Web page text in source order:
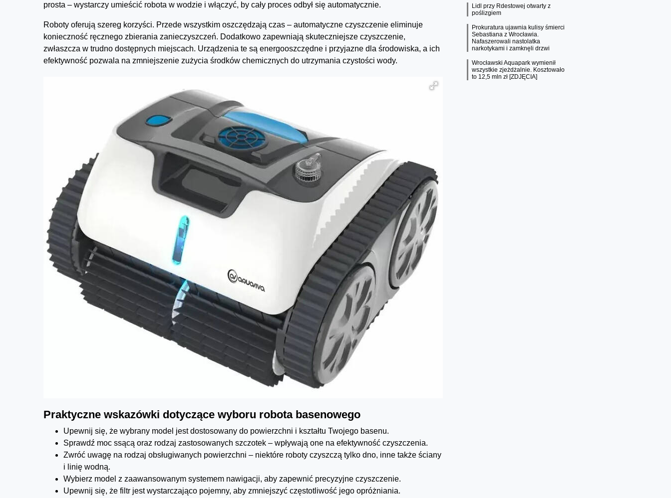
prosta – wystarczy umieścić robota w wodzie i włączyć, by cały proces odbył się automatycznie.
Roboty oferują szereg korzyści. Przede wszystkim oszczędzają czas – automatyczne czyszczenie eliminuje
konieczność ręcznego zbierania zanieczyszczeń. Dodatkowo zapewniają skuteczniejsze czyszczenie,
zwłaszcza w trudno dostępnych miejscach. Urządzenia te są energooszczędne i przyjazne dla środowiska, a ich
efektywność pozwala na zmniejszenie zużycia środków chemicznych do utrzymania czystości wody.
Praktyczne wskazówki dotyczące wyboru robota basenowego
Upewnij się, że wybrany model jest dostosowany do powierzchni i kształtu Twojego basenu.
Sprawdź moc ssącą oraz rodzaj zastosowanych szczotek – wpływają one na efektywność czyszczenia.
Zwróć uwagę na rodzaj obsługiwanych powierzchni – niektóre roboty czyszczą tylko dno, inne także ściany
i linię wodną.
Wybierz model z zaawansowanym systemem nawigacji, aby zapewnić precyzyjne czyszczenie.
Upewnij się, że filtr jest wystarczająco pojemny, aby zmniejszyć częstotliwość jego opróżniania.
Lidl przy Rdestowej otwarty z
poślizgiem
Prokuratura ujawnia kulisy śmierci
Sebastiana z Wrocławia.
Nafaszerowali nastolatka
narkotykami i zamknęli drzwi
Wrocławski Aquapark wymienił
wszystkie zjeżdżalnie. Kosztowało
to 12,5 mln zł [ZDJĘCIA]